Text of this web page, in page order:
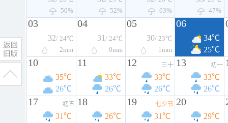
50%
52%
63%
47%
03
32/ 24℃
2mm
04
31 / 24℃
0mm
05
30/ 23℃
1mm
06
34℃
25℃
10
35℃
26℃
11
33℃
26℃
12 三十
33℃
26℃
13 初一
33℃
26℃
17 初五
31℃
18
26℃
19 七夕节
31℃
20
29℃